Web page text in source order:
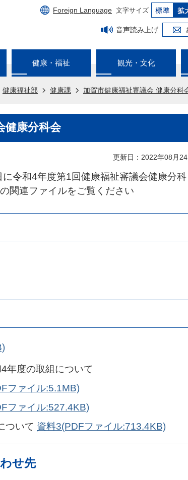
Foreign Language 文字サイズ
音声読み上げ
健康・福祉 観光・文化
健康福祉部 健康課 加賀市健康福祉審議会 健康分科
健康分科会
更新日：2022年08月24
令和4年度第1回健康福祉審議会健康分科
関連ファイルをご覧ください
年度の取組について
ファイル:5.1MB)
ファイル:527.4KB)
ついて 資料3(PDFファイル:713.4KB)
せ先